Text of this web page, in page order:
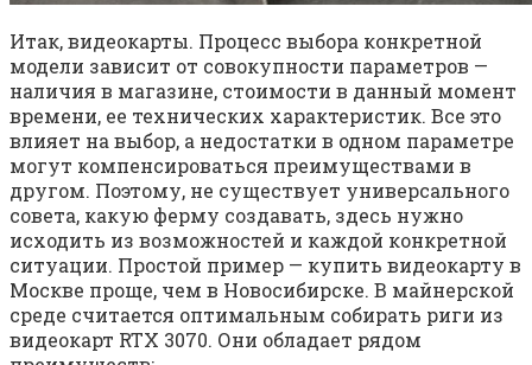
Итак, видеокарты. Процесс выбора конкретной
модели зависит от совокупности параметров —
наличия в магазине, стоимости в данный момент
времени, ее технических характеристик. Все это
влияет на выбор, а недостатки в одном параметре
могут компенсироваться преимуществами в
другом. Поэтому, не существует универсального
совета, какую ферму создавать, здесь нужно
исходить из возможностей и каждой конкретной
ситуации. Простой пример — купить видеокарту в
Москве проще, чем в Новосибирске. В майнерской
среде считается оптимальным собирать риги из
видеокарт RTX 3070. Они обладает рядом